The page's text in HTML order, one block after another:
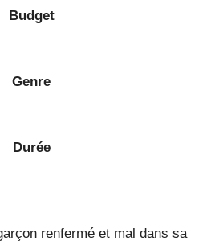
Budget
Genre
Durée
renfermé et mal dans sa